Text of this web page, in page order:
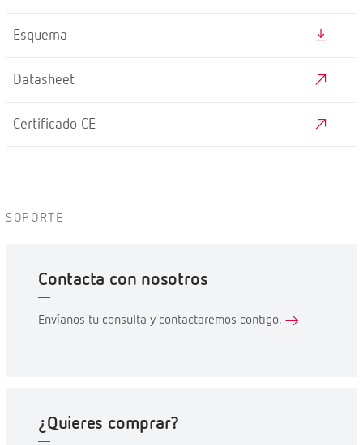
Esquema
Datasheet
Certificado CE
SOPORTE
Contacta con nosotros
Envíanos tu consulta y contactaremos contigo.
¿Quieres comprar?